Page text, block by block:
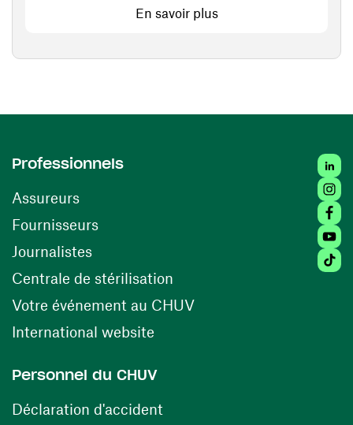
En savoir plus
Professionnels
Assureurs
Fournisseurs(ouvre une nouvelle fenêtre)
Journalistes
Centrale de stérilisation (ouvre une nouvelle
Votre événement au CHUV(ouvre une nouvelle
International website
Personnel du CHUV
Déclaration d'accident